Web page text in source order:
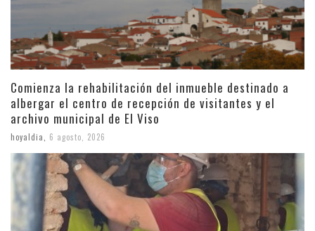
Comienza la rehabilitación del inmueble destinado a
albergar el centro de recepción de visitantes y el
archivo municipal de El Viso
hoyaldia 6 agosto, 2026